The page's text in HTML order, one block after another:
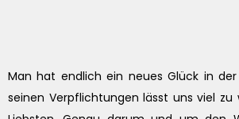
Man hat endlich ein neues Glück in
seinen Verpflichtungen lässt uns viel